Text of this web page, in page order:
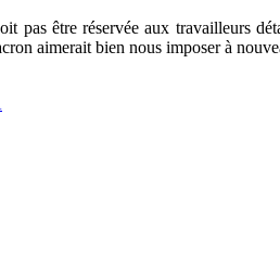
être réservée aux travailleurs
aimerait bien nous imposer à